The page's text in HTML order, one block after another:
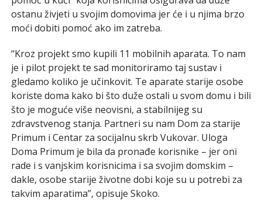
ostanu živjeti u svojim domovima jer će i u njima brzo
moći dobiti pomoć ako im zatreba.
“Kroz projekt smo kupili 11 mobilnih aparata. To nam
je i pilot projekt te sad monitoriramo taj sustav i
gledamo koliko je učinkovit. Te aparate starije osobe
koriste doma kako bi što duže ostali u svom domu i bili
što je moguće više neovisni, a stabilnijeg su
zdravstvenog stanja. Partneri su nam Dom za starije
Primum i Centar za socijalnu skrb Vukovar. Uloga
Doma Primum je bila da pronađe korisnike – jer oni
rade i s vanjskim korisnicima i sa svojim domskim –
dakle, osobe starije životne dobi koje su u potrebi za
takvim aparatima”, opisuje Skoko.